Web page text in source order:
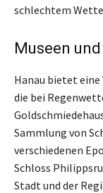
schlechtem
Museen
Hanau bietet eine
die bei
Sammlung von
verschiedenen
Schloss
Stadt und der